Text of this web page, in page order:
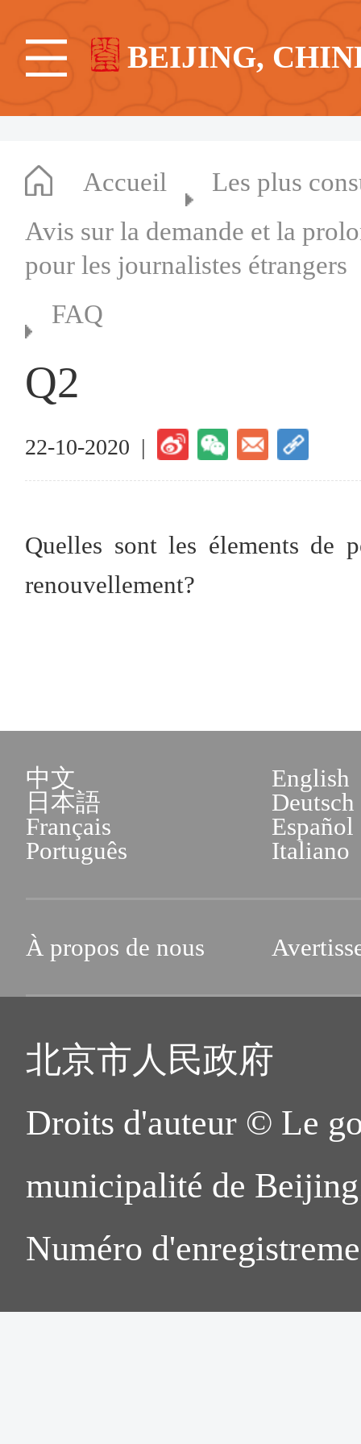
BEIJING,
Accueil
Les plus
Avis sur la demande et la
pour les journalistes étrangers
FAQ
Q2
22-10-2020 |
Quelles sont les élements de
renouvellement?
中文
English
日本語
Deutsch
Français
Español
Português
Italiano
À propos de nous
北京市人民政府
Droits d'auteur © Le
municipalité de
Numéro